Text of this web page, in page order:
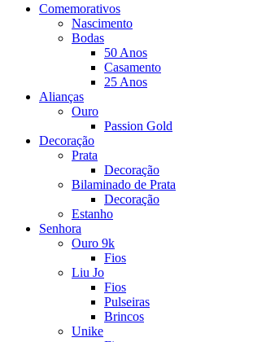
Comemorativos
Nascimento
Bodas
50 Anos
Casamento
25 Anos
Alianças
Ouro
Passion Gold
Decoração
Prata
Decoração
Bilaminado de Prata
Decoração
Estanho
Senhora
Ouro 9k
Fios
Liu Jo
Fios
Pulseiras
Brincos
Unike